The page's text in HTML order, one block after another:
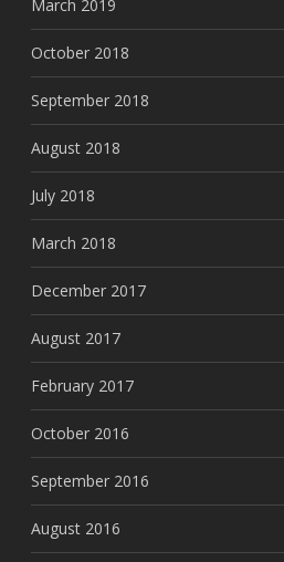
March 2019
October 2018
September 2018
August 2018
July 2018
March 2018
December 2017
August 2017
February 2017
October 2016
September 2016
August 2016